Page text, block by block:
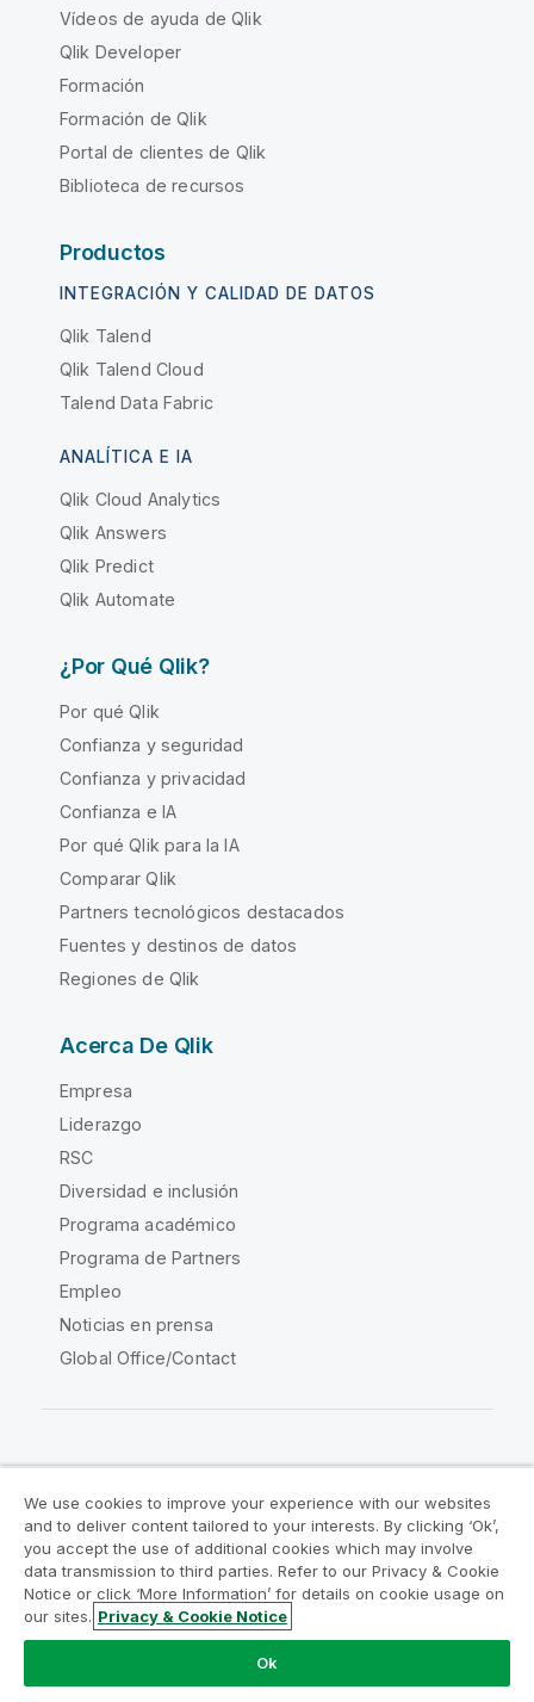
Vídeos de ayuda de Qlik
Qlik Developer
Formación
Formación de Qlik
Portal de clientes de Qlik
Biblioteca de recursos
Productos
INTEGRACIÓN Y CALIDAD DE DATOS
Qlik Talend
Qlik Talend Cloud
Talend Data Fabric
ANALÍTICA E IA
Qlik Cloud Analytics
Qlik Answers
Qlik Predict
Qlik Automate
¿Por Qué Qlik?
Por qué Qlik
Confianza y seguridad
Confianza y privacidad
Confianza e IA
Por qué Qlik para la IA
Comparar Qlik
Partners tecnológicos destacados
Fuentes y destinos de datos
Regiones de Qlik
Acerca De Qlik
Empresa
Liderazgo
RSC
Diversidad e inclusión
Programa académico
Programa de Partners
Empleo
Noticias en prensa
Global Office/Contact
Acuerdos legales
Condiciones del producto
Legal Policies
Política legal
Condiciones de uso
Marcas comerciales
Do Not Share My Info
Copyright © 1993-2026 QlikTech International AB.
We use cookies to improve your experience with our websites
and to deliver content tailored to your interests. By clicking ‘Ok’,
you accept the use of additional cookies which may involve
data transmission to third parties. Refer to our Privacy & Cookie
Notice or click ‘More Information’ for details on cookie usage on
our sites. Privacy & Cookie Notice
Ok